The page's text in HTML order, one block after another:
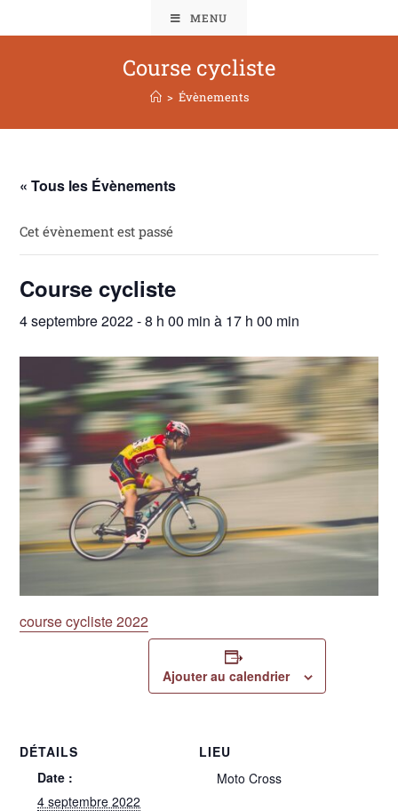
MENU
Course cycliste
> Évènements
« Tous les Évènements
Cet évènement est passé
Course cycliste
4 septembre 2022 - 8 h 00 min à 17 h 00 min
course cycliste 2022
Ajouter au calendrier
DÉTAILS
Date :
4 septembre 2022
LIEU
Moto Cross